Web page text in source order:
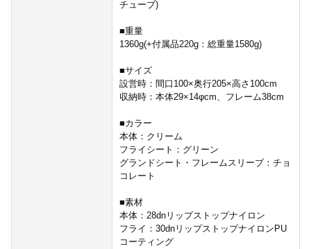
チューブ)
■重量
1360g(+付属品220g：総重量1580g)
■サイズ
設営時：間口100×奥行205×高さ100cm
収納時：本体29×14φcm、フレーム38cm
■カラー
本体：クリーム
フライシート：グリーン
グランドシート・フレームスリーブ：チョ
コレート
■素材
本体：28dnリップストップナイロン
フライ：30dnリップストップナイロンPU
コーティング